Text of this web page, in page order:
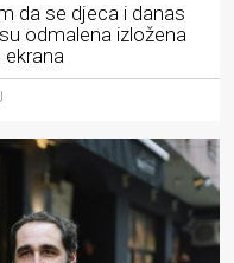
da se djeca i danas
odmalena izložena